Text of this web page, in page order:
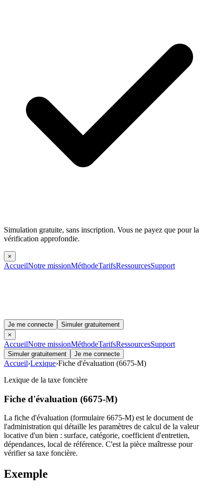
Simulation gratuite, sans inscription. Vous ne payez que pour la
vérification approfondie.
×
AccueilNotre missionMéthodeTarifsRessourcesSupport
Je me connecte
Simuler gratuitement
×
AccueilNotre missionMéthodeTarifsRessourcesSupport
Simuler gratuitement Je me connecte
Accueil›Lexique›Fiche d'évaluation (6675-M)
Lexique de la taxe foncière
Fiche d'évaluation (6675-M)
La fiche d'évaluation (formulaire 6675-M) est le document de
l'administration qui détaille les paramètres de calcul de la valeur
locative d'un bien : surface, catégorie, coefficient d'entretien,
dépendances, local de référence. C'est la pièce maîtresse pour
vérifier sa taxe foncière.
Exemple